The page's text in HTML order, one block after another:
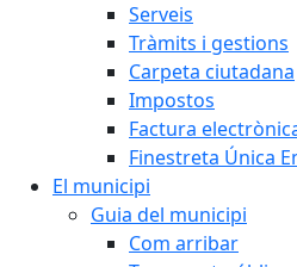
Serveis
Tràmits i gestions
Carpeta ciutadana
Impostos
Factura
Finestreta Única
El municipi
Guia del municipi
Com arribar